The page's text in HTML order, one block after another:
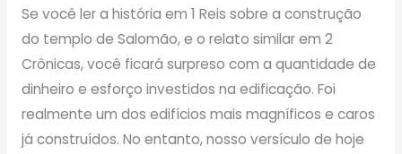
Se você ler a história em 1 Reis sobre a construção
do templo de Salomão, e o relato similar em 2
Crônicas, você ficará surpreso com a quantidade de
dinheiro e esforço investidos na edificação. Foi
realmente um dos edifícios mais magníficos e caros
já construídos. No entanto, nosso versículo de hoje